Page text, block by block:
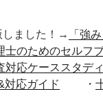
しました！→
「強
のためのセルフ
対応ケーススタディ
対応ガイド
・